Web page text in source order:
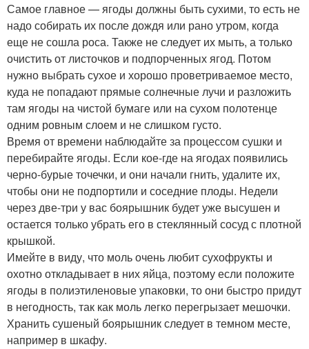
Самое главное — ягоды должны быть сухими, то есть не
надо собирать их после дождя или рано утром, когда
еще не сошла роса. Также не следует их мыть, а только
очистить от листочков и подпорченных ягод. Потом
нужно выбрать сухое и хорошо проветриваемое место,
куда не попадают прямые солнечные лучи и разложить
там ягоды на чистой бумаге или на сухом полотенце
одним ровным слоем и не слишком густо.
Время от времени наблюдайте за процессом сушки и
перебирайте ягоды. Если кое-где на ягодах появились
черно-бурые точечки, и они начали гнить, удалите их,
чтобы они не подпортили и соседние плоды. Недели
через две-три у вас боярышник будет уже высушен и
остается только убрать его в стеклянный сосуд с плотной
крышкой.
Имейте в виду, что моль очень любит сухофрукты и
охотно откладывает в них яйца, поэтому если положите
ягоды в полиэтиленовые упаковки, то они быстро придут
в негодность, так как моль легко перегрызает мешочки.
Хранить сушеный боярышник следует в темном месте,
например в шкафу.